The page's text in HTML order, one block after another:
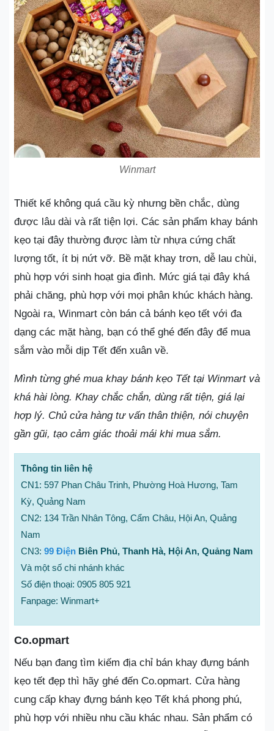
Winmart
Thiết kế không quá cầu kỳ nhưng bền chắc, dùng
được lâu dài và rất tiện lợi. Các sản phẩm khay bánh
kẹo tại đây thường được làm từ nhựa cứng chất
lượng tốt, ít bị nứt vỡ. Bề mặt khay trơn, dễ lau chùi,
phù hợp với sinh hoạt gia đình. Mức giá tại đây khá
phải chăng, phù hợp với mọi phân khúc khách hàng.
Ngoài ra, Winmart còn bán cả bánh kẹo tết với đa
dạng các mặt hàng, bạn có thể ghé đến đây để mua
sắm vào mỗi dịp Tết đến xuân về.
Mình từng ghé mua khay bánh kẹo Tết tại Winmart và
khá hài lòng. Khay chắc chắn, dùng rất tiện, giá lại
hợp lý. Chủ cửa hàng tư vấn thân thiện, nói chuyện
gần gũi, tạo cảm giác thoải mái khi mua sắm.
Thông tin liên hệ
CN1: 597 Phan Châu Trinh, Phường Hoà Hương, Tam
Kỳ, Quảng Nam
CN2: 134 Trần Nhân Tông, Cẩm Châu, Hội An, Quảng
Nam
CN3: 99 Điện Biên Phủ, Thanh Hà, Hội An, Quảng Nam
Và một số chi nhánh khác
Số điện thoại: 0905 805 921
Fanpage: Winmart+
Co.opmart
Nếu bạn đang tìm kiếm địa chỉ bán khay đựng bánh
kẹo tết đẹp thì hãy ghé đến Co.opmart. Cửa hàng
cung cấp khay đựng bánh kẹo Tết khá phong phú,
phù hợp với nhiều nhu cầu khác nhau. Sản phẩm có